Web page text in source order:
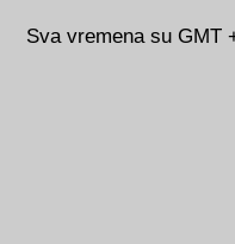
Sva vremena su GMT